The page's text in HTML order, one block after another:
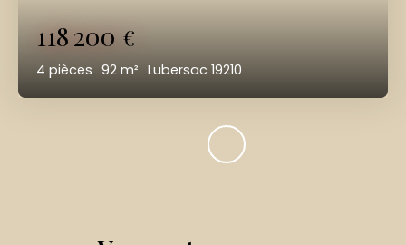
118 200€
4 pièces 92 m² Lubersac 19210